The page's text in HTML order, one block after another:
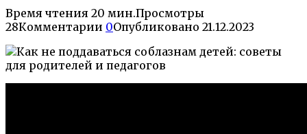
Время чтения 20 мин.Просмотры
28Комментарии 0Опубликовано 21.12.2023